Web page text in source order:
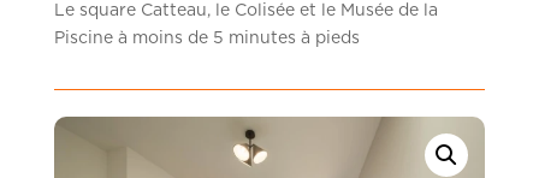
Le square Catteau, le Colisée et le Musée de la
Piscine à moins de 5 minutes à pieds